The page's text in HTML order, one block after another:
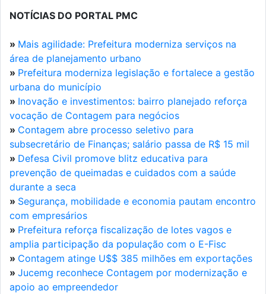
NOTÍCIAS DO PORTAL PMC
» Mais agilidade: Prefeitura moderniza serviços na
área de planejamento urbano
» Prefeitura moderniza legislação e fortalece a gestão
urbana do município
» Inovação e investimentos: bairro planejado reforça
vocação de Contagem para negócios
» Contagem abre processo seletivo para
subsecretário de Finanças; salário passa de R$ 15 mil
» Defesa Civil promove blitz educativa para
prevenção de queimadas e cuidados com a saúde
durante a seca
» Segurança, mobilidade e economia pautam encontro
com empresários
» Prefeitura reforça fiscalização de lotes vagos e
amplia participação da população com o E-Fisc
» Contagem atinge U$$ 385 milhões em exportações
» Jucemg reconhece Contagem por modernização e
apoio ao empreendedor